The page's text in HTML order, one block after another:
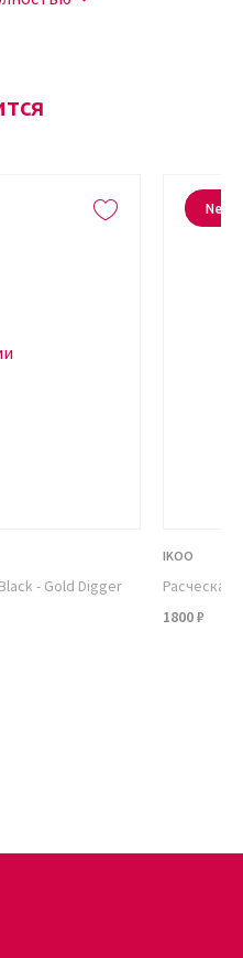
котором можно хранить
людьми. Не тратьте время на
– купите блокнот в
- Gold Digger
IKOO
Расческа
1800 ₽
New